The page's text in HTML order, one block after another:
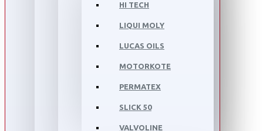
HI TECH
LIQUI MOLY
LUCAS OILS
MOTORKOTE
PERMATEX
SLICK 50
VALVOLINE